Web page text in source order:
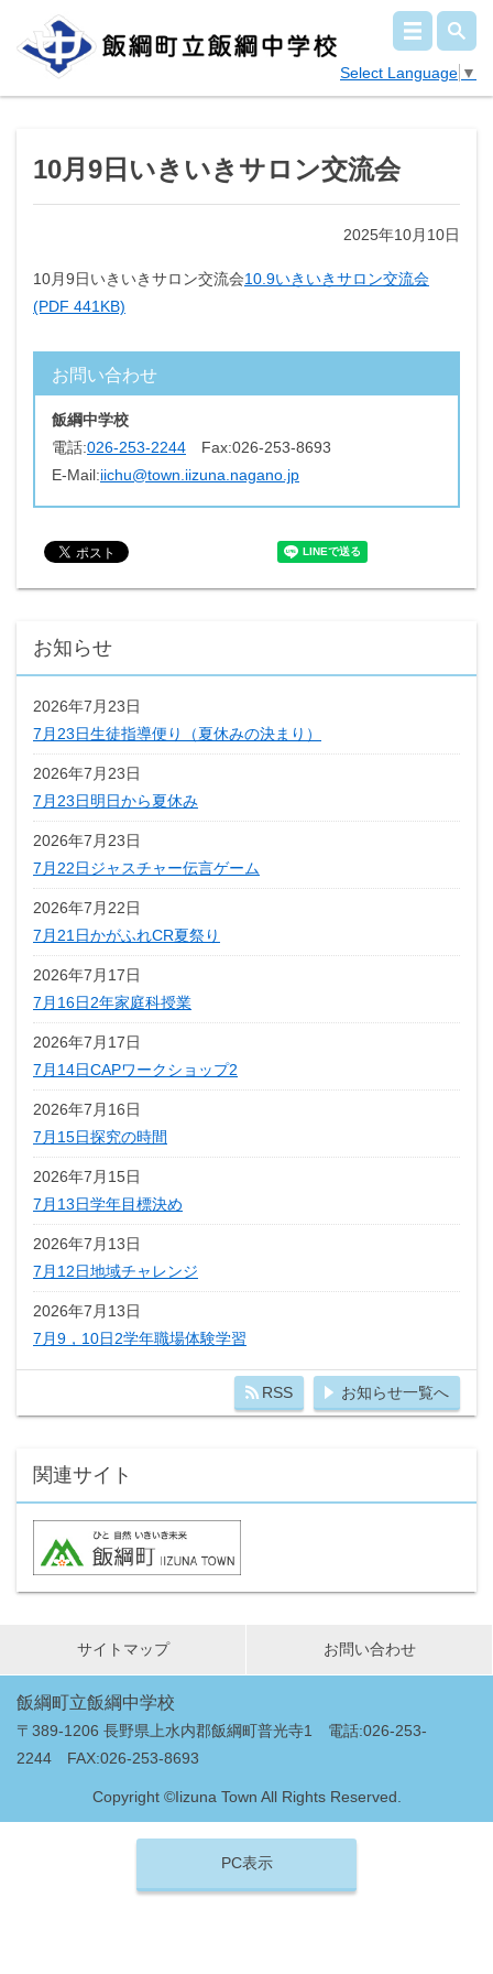
Select Language ▼
10月9日いきいきサロン交流会
2025年10月10日
10月9日いきいきサロン交流会10.9いきいきサロン交流会
(PDF 441KB)
お問い合わせ
飯綱中学校
電話:026-253-2244 Fax:026-253-8693
E-Mail:iichu@town.iizuna.nagano.jp
お知らせ
2026年7月23日
7月23日生徒指導便り（夏休みの決まり）
2026年7月23日
7月23日明日から夏休み
2026年7月23日
7月22日ジャスチャー伝言ゲーム
2026年7月22日
7月21日かがふれCR夏祭り
2026年7月17日
7月16日2年家庭科授業
2026年7月17日
7月14日CAPワークショップ2
2026年7月16日
7月15日探究の時間
2026年7月15日
7月13日学年目標決め
2026年7月13日
7月12日地域チャレンジ
2026年7月13日
7月9，10日2学年職場体験学習
RSS お知らせ一覧へ
関連サイト
サイトマップ お問い合わせ
飯綱町立飯綱中学校
〒389-1206 長野県上水内郡飯綱町普光寺1 電話:026-253-
2244 FAX:026-253-8693
Copyright ©Iizuna Town All Rights Reserved.
PC表示